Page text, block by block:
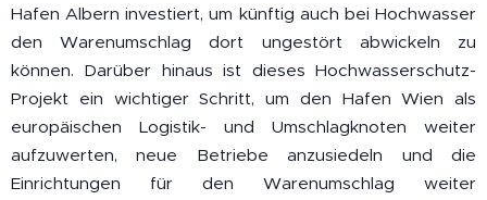
Hafen Albern investiert, um künftig auch bei Hochwasser
den Warenumschlag dort ungestört abwickeln zu
können. Darüber hinaus ist dieses Hochwasserschutz-
Projekt ein wichtiger Schritt, um den Hafen Wien als
europäischen Logistik- und Umschlagknoten weiter
aufzuwerten, neue Betriebe anzusiedeln und die
Einrichtungen für den Warenumschlag weiter